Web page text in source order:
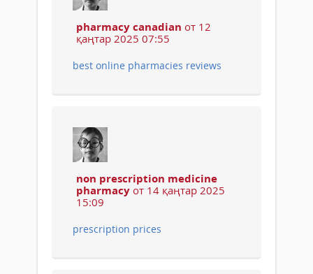
pharmacy canadian от 12
қаңтар 2025 07:55
best online pharmacies reviews
non prescription medicine
pharmacy от 14 қаңтар 2025
15:09
prescription prices